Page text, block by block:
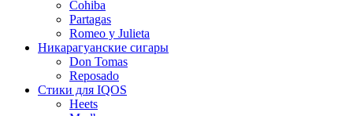
Cohiba
Partagas
Romeo y Julieta
Никарагуанские сигары
Don Tomas
Reposado
Стики для IQOS
Heets